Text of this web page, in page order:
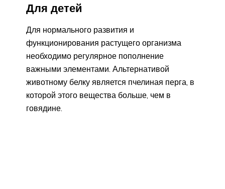
Для детей
Для нормального развития и
функционирования растущего организма
необходимо регулярное пополнение
важными элементами. Альтернативой
животному белку является пчелиная перга, в
которой этого вещества больше, чем в
говядине.